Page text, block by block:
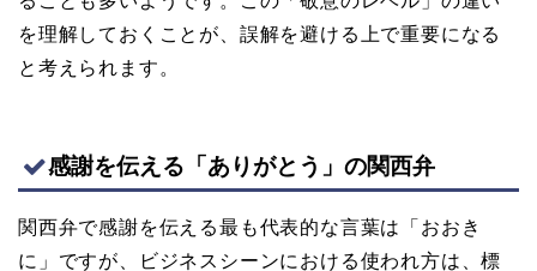
を理解しておくことが、誤解を避ける上で重要になる
と考えられます。
感謝を伝える「ありがとう」の関西弁
関西弁で感謝を伝える最も代表的な言葉は「おおき
に」ですが、ビジネスシーンにおける使われ方は、標